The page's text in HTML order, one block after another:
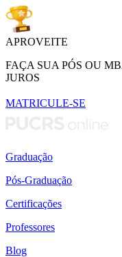
APROVEITE
FAÇA SUA PÓS OU
JUROS
MATRICULE-SE
Graduação
Pós-Graduação
Certificações
Professores
Blog